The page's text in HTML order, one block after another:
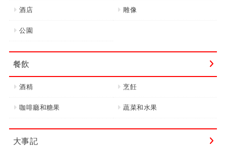
酒店 雕像
公園
餐飲
酒精 烹飪
咖啡廳和糖果 蔬菜和水果
大事記